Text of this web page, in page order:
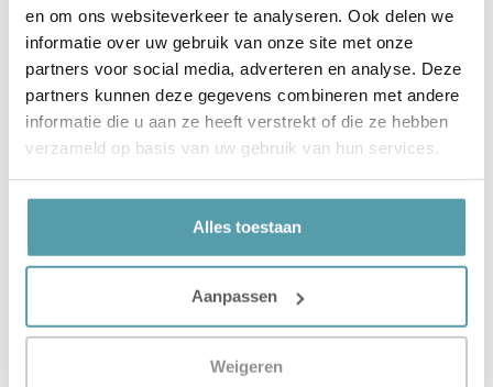
en om ons websiteverkeer te analyseren. Ook delen we
informatie over uw gebruik van onze site met onze
partners voor social media, adverteren en analyse. Deze
partners kunnen deze gegevens combineren met andere
informatie die u aan ze heeft verstrekt of die ze hebben
verzameld op basis van uw gebruik van hun services.
Alles toestaan
Aanpassen
Weigeren
Mérens Huygens
€8.999,00 €7.649,15
Toevoegen aan winkelwagen
Serta Classico Electro
€5.099,00 €4.334,15